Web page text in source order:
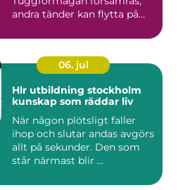
andra tänder kan flytta på...
06. jul
Hlr utbildning stockholm
kunskap som räddar liv
När någon plötsligt faller
ihop och slutar andas avgörs
allt på sekunder. Den som
står närmast blir ...